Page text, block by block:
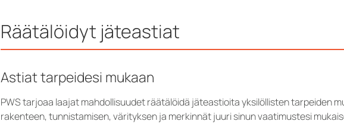
Räätälöidyt jäteastiat
Astiat tarpeidesi mukaan
PWS tarjoaa laajat mahdollisuudet räätälöidä jäteastioita yksilöllisten tarpeiden
rakenteen, tunnistamisen, värityksen ja merkinnät juuri sinun vaatimustesi